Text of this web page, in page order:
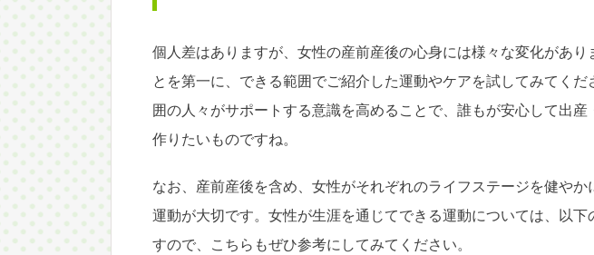
個人差はありますが、女性の産前産後の心身には様々な変化があり
とを第一に、できる範囲でご紹介した運動やケアを試してみてくだ
囲の人々がサポートする意識を高めることで、誰もが安心して出産
作りたいものですね。
なお、産前産後を含め、女性がそれぞれのライフステージを健やか
運動が大切です。女性が生涯を通じてできる運動については、以下
すので、こちらもぜひ参考にしてみてください。